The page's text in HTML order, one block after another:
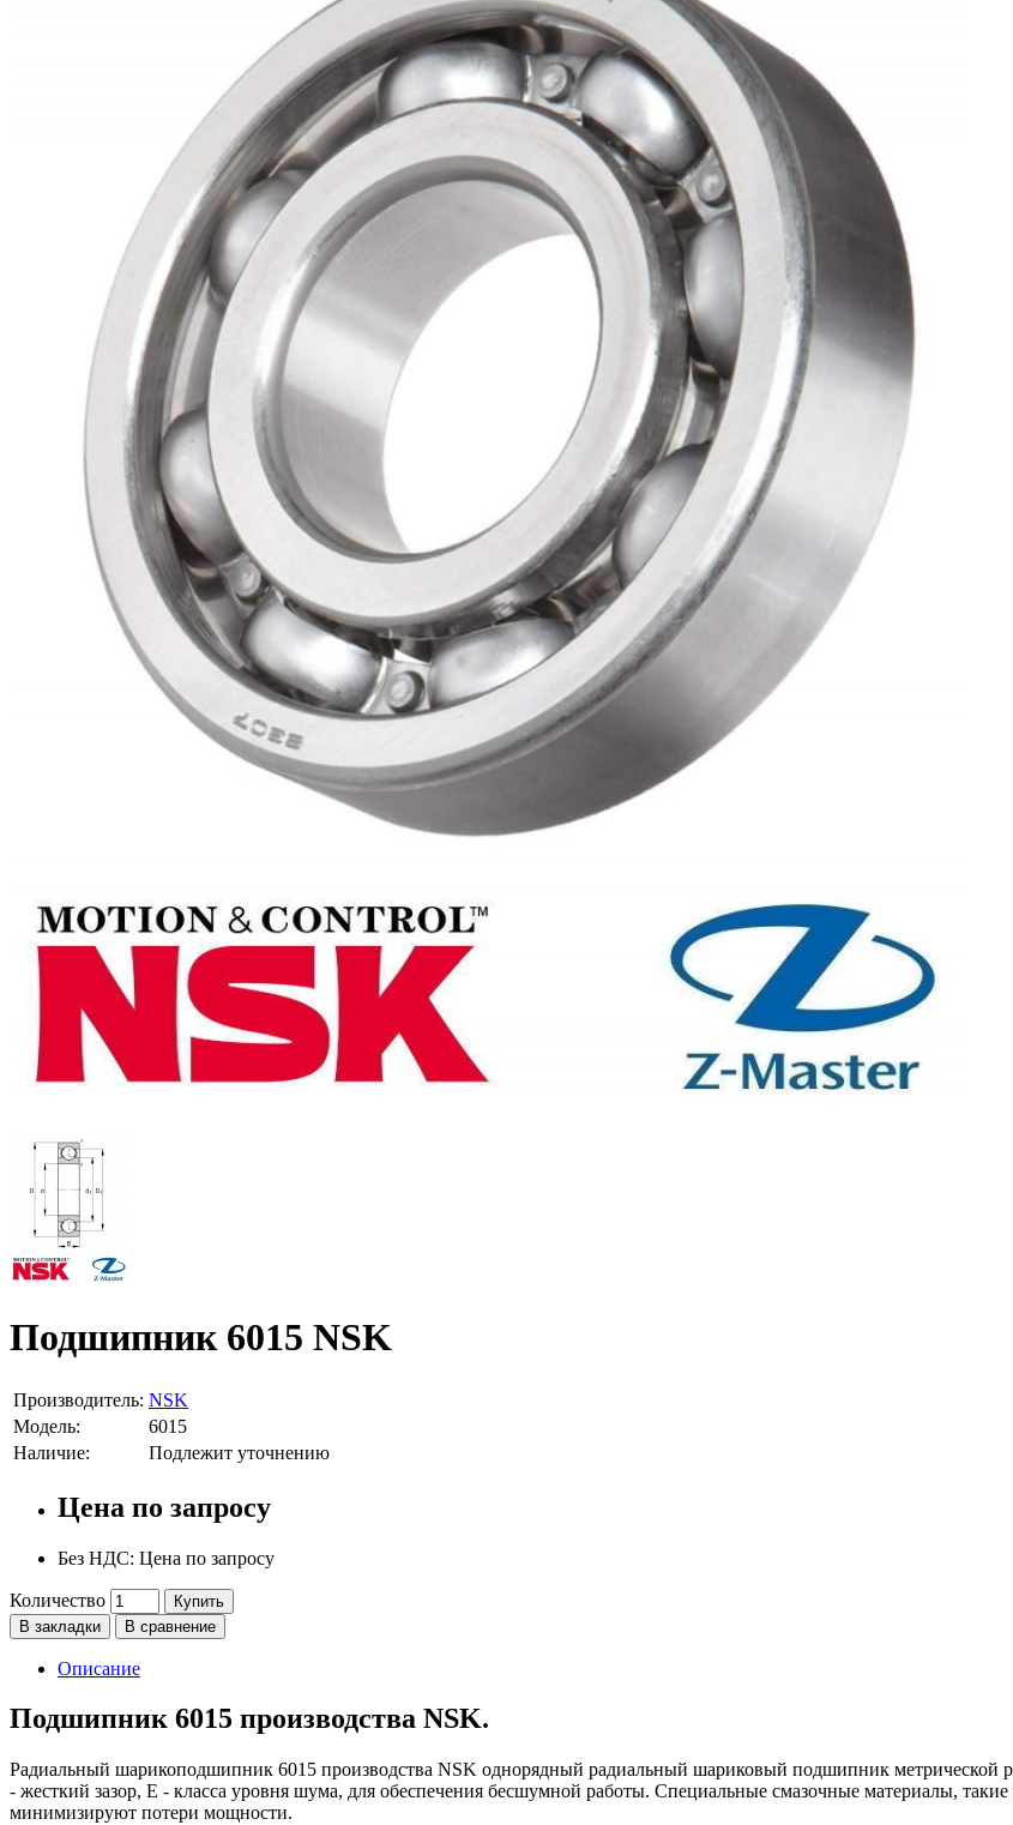
Подшипник 6015 NSK
Производитель: NSK
Модель:
6015
Наличие:
Подлежит уточнению
Цена по запросу
Без НДС: Цена по запросу
Количество
Купить
В закладки
В сравнение
Описание
Подшипник 6015 производства NSK.
Радиальный шарикоподшипник 6015 производства NSK однорядный радиальный шариковый подшипник
- жесткий зазор, Е - класса уровня шума, для обеспечения бесшумной работы. Специальные смазочные материалы,
минимизируют потери мощности.